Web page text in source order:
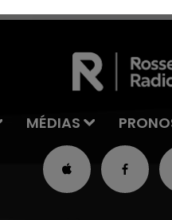
MÉDIAS